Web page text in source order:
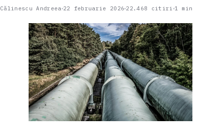
Călinescu Andreea 22 februarie 2026 22.468 citiri 1 min